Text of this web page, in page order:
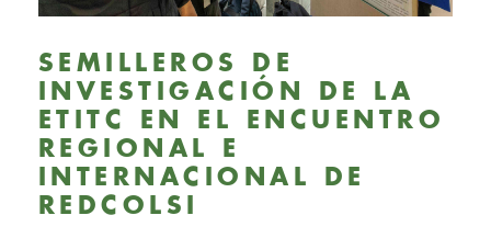
SEMILLEROS DE
INVESTIGACIÓN DE LA
ETITC EN EL ENCUENTRO
REGIONAL E
INTERNACIONAL DE
REDCOLSI